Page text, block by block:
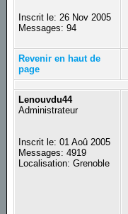
Inscrit le: 26 Nov 2005
Messages: 94
Revenir en haut de
page
Lenouvdu44
Administrateur
Inscrit le: 01 Aoû 2005
Messages: 4919
Localisation: Grenoble